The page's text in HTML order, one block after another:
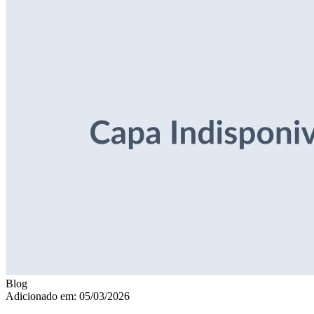
Blog
Adicionado em: 05/03/2026